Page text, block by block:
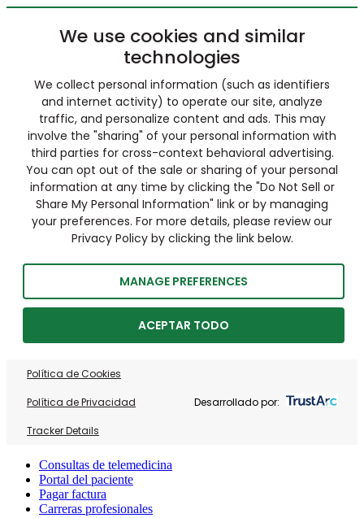
We use cookies and similar
technologies
We collect personal information (such as identifiers
and internet activity) to operate our site, analyze
traffic, and personalize content and ads. This may
involve the "sharing" of your personal information with
third parties for cross-context behavioral advertising.
You can opt out of the sale or sharing of your personal
information at any time by clicking the "Do Not Sell or
Share My Personal Information" link or by managing
your preferences. For more details, please review our
Privacy Policy by clicking the link below.
MANAGE PREFERENCES
ACEPTAR TODO
Política de Cookies
Política de Privacidad
Tracker Details
Desarrollado por:
Consultas de telemedicina
Portal del paciente
Pagar factura
Carreras profesionales